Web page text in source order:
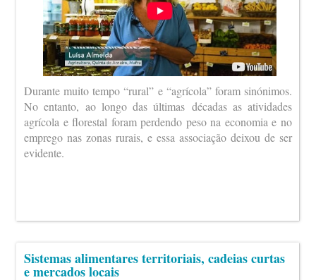
Durante muito tempo “rural” e “agrícola” foram sinónimos.
No entanto, ao longo das últimas décadas as atividades
agrícola e florestal foram perdendo peso na economia e no
emprego nas zonas rurais, e essa associação deixou de ser
evidente.
Sistemas alimentares territoriais, cadeias curtas
e mercados locais